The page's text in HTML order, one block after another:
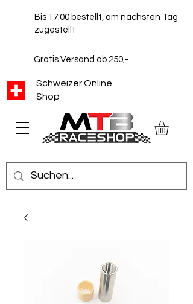
Schweizer Online
Shop
Bis 17:00 bestellt, am nächsten Tag
zugestellt
Gratis Versand ab 250,-